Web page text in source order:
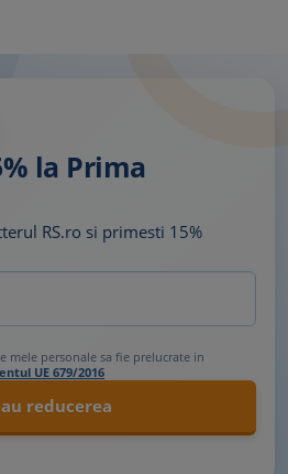
la Prima
RS.ro si primesti 15%
mele personale sa fie prelucrate in
UE 679/2016